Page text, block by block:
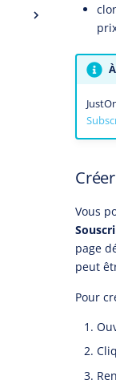
Vous
page
peut
Pour